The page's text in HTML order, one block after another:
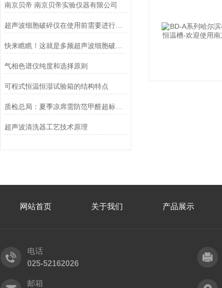
南京贝帝 南京贝帝实验仪器有限公司
超声波细胞破碎仪在使用前需要进行一些检查工作
气相色谱仪纯度和选择原则
可程式恒温恒湿试验箱的结构特点
质检总局：夏季凉席需防范甲醛超标风险
超声波清洗器工艺技术原理
网站首页 关于我们 产品展示
电话
025-52162026
邮箱